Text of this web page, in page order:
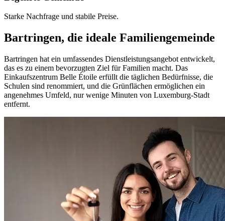
Starke Nachfrage und stabile Preise.
Bartringen, die ideale Familiengemeinde
Bartringen hat ein umfassendes Dienstleistungsangebot entwickelt,
das es zu einem bevorzugten Ziel für Familien macht. Das
Einkaufszentrum Belle Étoile erfüllt die täglichen Bedürfnisse, die
Schulen sind renommiert, und die Grünflächen ermöglichen ein
angenehmes Umfeld, nur wenige Minuten von Luxemburg-Stadt
entfernt.